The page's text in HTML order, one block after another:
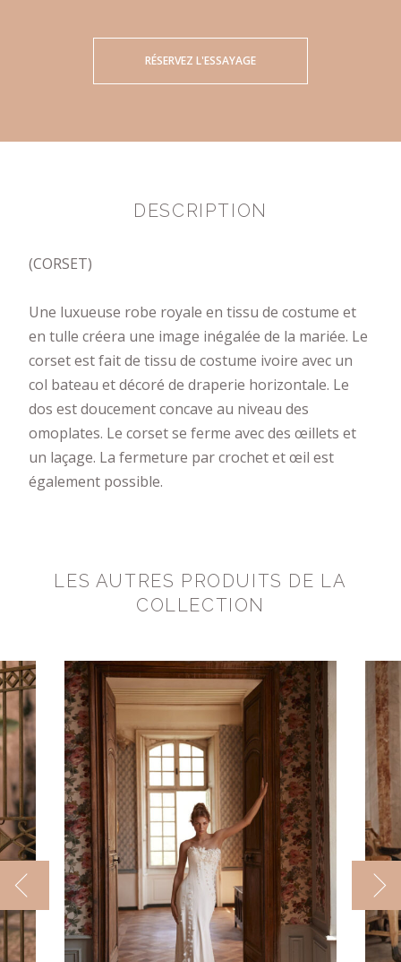
RÉSERVEZ L'ESSAYAGE
DESCRIPTION
(CORSET)
Une luxueuse robe royale en tissu de costume et
en tulle créera une image inégalée de la mariée. Le
corset est fait de tissu de costume ivoire avec un
col bateau et décoré de draperie horizontale. Le
dos est doucement concave au niveau des
omoplates. Le corset se ferme avec des œillets et
un laçage. La fermeture par crochet et œil est
également possible.
LES AUTRES PRODUITS DE LA
COLLECTION